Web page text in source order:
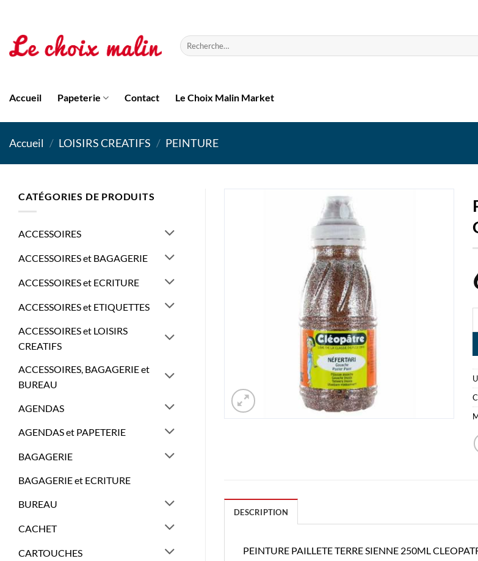
contenu
Recherche
pour :
Accueil Papeterie Contact Le Choix Malin Market
Accueil / LOISIRS CREATIFS / PEINTURE
CATÉGORIES DE PRODUITS
ACCESSOIRES
ACCESSOIRES et BAGAGERIE
ACCESSOIRES et ECRITURE
ACCESSOIRES et ETIQUETTES
ACCESSOIRES et LOISIRS
CREATIFS
ACCESSOIRES, BAGAGERIE et
BUREAU
AGENDAS
AGENDAS et PAPETERIE
BAGAGERIE
BAGAGERIE et ECRITURE
BUREAU
CACHET
CARTOUCHES
DESCRIPTION
PEINTURE PAILLETE TERRE SIENNE 250ML